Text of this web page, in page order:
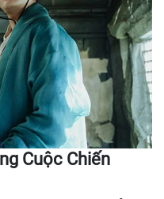
Cuộc Chiến